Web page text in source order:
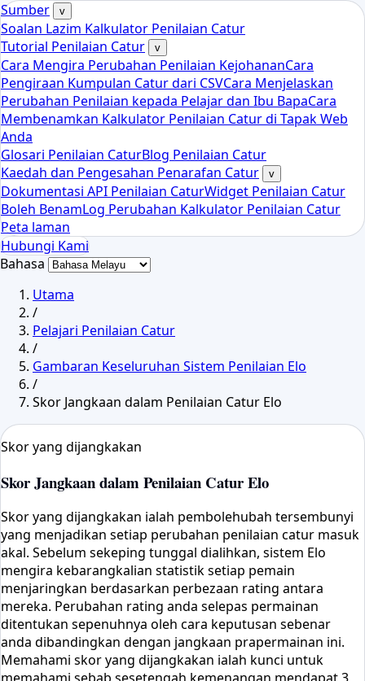
Sumber
v
Soalan Lazim Kalkulator Penilaian Catur
Tutorial Penilaian Catur
v
Cara Mengira Perubahan Penilaian KejohananCara
Pengiraan Kumpulan Catur dari CSVCara Menjelaskan
Perubahan Penilaian kepada Pelajar dan Ibu BapaCara
Membenamkan Kalkulator Penilaian Catur di Tapak Web
Anda
Glosari Penilaian CaturBlog Penilaian Catur
Kaedah dan Pengesahan Penarafan Catur
v
Dokumentasi API Penilaian CaturWidget Penilaian Catur
Boleh BenamLog Perubahan Kalkulator Penilaian Catur
Peta laman
Hubungi Kami
Bahasa
Utama
/
Pelajari Penilaian Catur
/
Gambaran Keseluruhan Sistem Penilaian Elo
/
Skor Jangkaan dalam Penilaian Catur Elo
Skor yang dijangkakan
Skor Jangkaan dalam Penilaian Catur Elo
Skor yang dijangkakan ialah pembolehubah tersembunyi
yang menjadikan setiap perubahan penilaian catur masuk
akal. Sebelum sekeping tunggal dialihkan, sistem Elo
mengira kebarangkalian statistik setiap pemain
menjaringkan berdasarkan perbezaan rating antara
mereka. Perubahan rating anda selepas permainan
ditentukan sepenuhnya oleh cara keputusan sebenar
anda dibandingkan dengan jangkaan prapermainan ini.
Memahami skor yang dijangkakan ialah kunci untuk